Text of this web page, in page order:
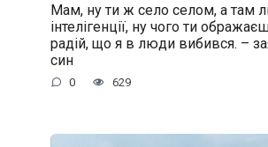
Мам, ну ти ж село селом, а там
інтелігенції, ну чого ти
радій, що я в люди вибився. –
син
0 629